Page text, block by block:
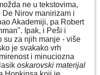
ne u tekstovima,
De Nirov manirizam i
Akademiji, pa Robert
Ipak, i Peši i
su za njih manje - više
je svakako vrh
i minuciozna
oskarovski materijal